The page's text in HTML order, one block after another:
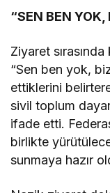
“SEN BEN
Ziyaret
“Sen ben yok,
ettiklerini
sivil toplum
ifade etti.
birlikte
sunmaya hazır